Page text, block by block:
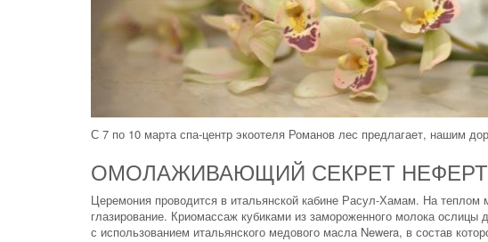
С 7 по 10 марта спа-центр экоотеля Романов лес предлагает, нашим
ОМОЛАЖИВАЮЩИЙ СЕКРЕТ
Церемония проводится в итальянской кабине Расул-Хамам. На
глазирование. Криомассаж кубиками из замороженного молока
с использованием итальянского медового масла Newera, в состав